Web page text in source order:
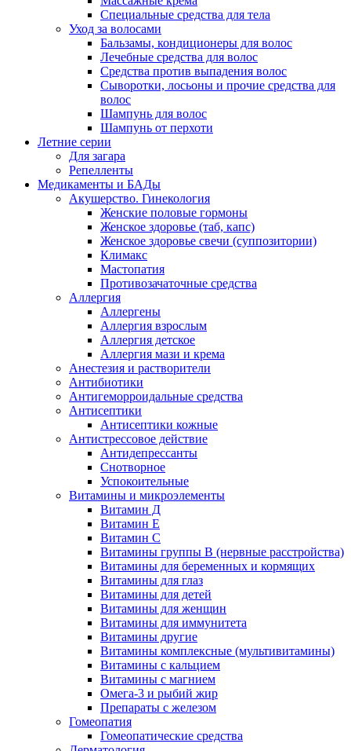
Специальные средства для тела
Уход за волосами
Бальзамы, кондиционеры для волос
Лечебные средства для волос
Средства против выпадения волос
Сыворотки, лосьоны и прочие средства для
волос
Шампунь для волос
Шампунь от перхоти
Летние серии
Для загара
Репелленты
Медикаменты и БАДы
Акушерство. Гинекология
Женские половые гормоны
Женское здоровье (таб, капс)
Женское здоровье свечи (суппозитории)
Климакс
Мастопатия
Противозачаточные средства
Аллергия
Аллергены
Аллергия взрослым
Аллергия детское
Аллергия мази и крема
Анестезия и растворители
Антибиотики
Антигеморроидальные средства
Антисептики
Антисептики кожные
Антистрессовое действие
Антидепрессанты
Снотворное
Успокоительные
Витамины и микроэлементы
Витамин Д
Витамин Е
Витамин С
Витамины группы В (нервные расстройства)
Витамины для беременных и кормящих
Витамины для глаз
Витамины для детей
Витамины для женщин
Витамины для иммунитета
Витамины другие
Витамины комплексные (мультивитамины)
Витамины с кальцием
Витамины с магнием
Омега-3 и рыбий жир
Препараты с железом
Гомеопатия
Гомеопатические средства